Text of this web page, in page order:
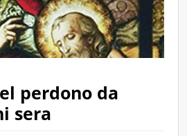
perdono da
sera